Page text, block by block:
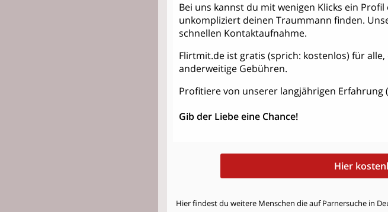
Bei uns kannst du mit wenigen Klicks ein
unkompliziert deinen Traummann finden.
schnellen Kontaktaufnahme.
Flirtmit.de ist gratis (sprich: kostenlos) für
anderweitige Gebühren.
Profitiere von unserer langjährigen Erfahrung
Gib der Liebe eine Chance!
Hier
Hier findest du weitere Menschen die auf Parnersuche in